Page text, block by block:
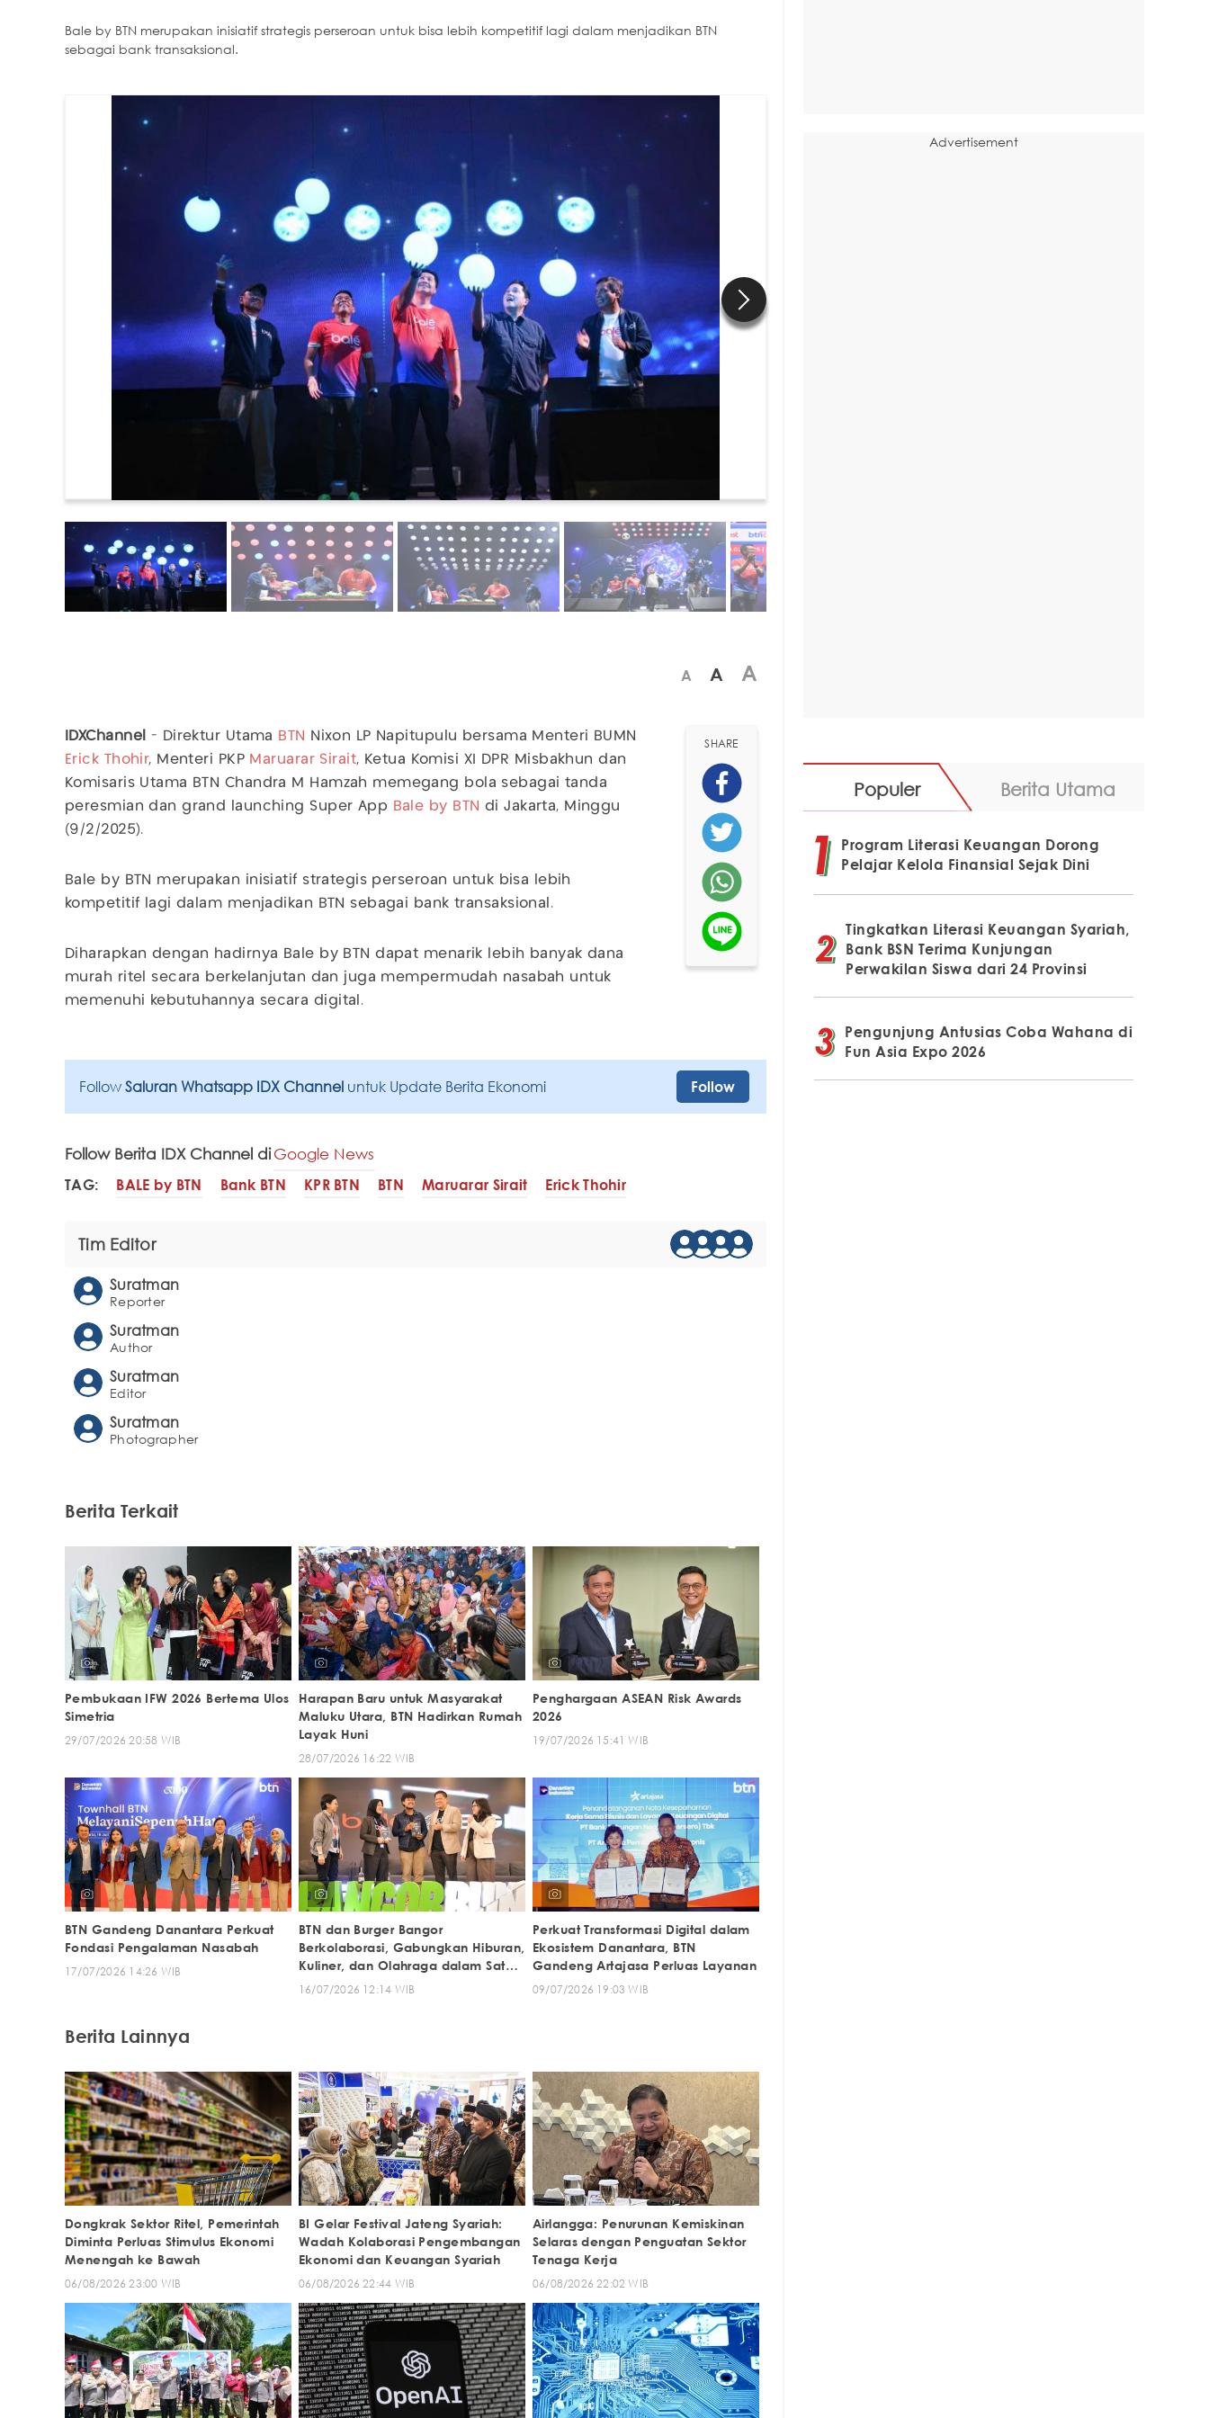
Bale by BTN merupakan inisiatif strategis perseroan untuk bisa lebih kompetitif lagi dalam menjadikan BTN
sebagai bank transaksional.
A A A
IDXChannel - Direktur Utama BTN
Nixon LP Napitupulu bersama Menteri BUMN
Erick Thohir, Menteri PKP Maruarar Sirait, Ketua Komisi XI DPR Misbakhun dan
Komisaris Utama BTN Chandra M Hamzah memegang bola sebagai tanda
peresmian dan grand launching Super App Bale by BTN di Jakarta, Minggu
(9/2/2025).
Bale by BTN merupakan inisiatif strategis perseroan untuk bisa lebih
kompetitif lagi dalam menjadikan BTN sebagai bank transaksional.
Diharapkan dengan hadirnya Bale by BTN dapat menarik lebih banyak dana
murah ritel secara berkelanjutan dan juga mempermudah nasabah untuk
memenuhi kebutuhannya secara digital.
SHARE
Follow Saluran Whatsapp IDX Channel untuk Update Berita Ekonomi Follow
Follow Berita IDX Channel diGoogle News
TAG: BALE by BTN Bank BTN KPR BTN BTN Maruarar Sirait Erick Thohir
Tim Editor
Suratman
Reporter
Suratman
Author
Suratman
Editor
Suratman
Photographer
Berita Terkait
Pembukaan IFW 2026 Bertema Ulos
Simetria
29/07/2026 20:58 WIB
Harapan Baru untuk Masyarakat
Maluku Utara, BTN Hadirkan Rumah
Layak Huni
28/07/2026 16:22 WIB
Penghargaan ASEAN Risk Awards
2026
19/07/2026 15:41 WIB
BTN Gandeng Danantara Perkuat
Fondasi Pengalaman Nasabah
17/07/2026 14:26 WIB
BTN dan Burger Bangor
Berkolaborasi, Gabungkan Hiburan,
Kuliner, dan Olahraga dalam Satu
Ekosistem
16/07/2026 12:14 WIB
Perkuat Transformasi Digital dalam
Ekosistem Danantara, BTN
Gandeng Artajasa Perluas Layanan
09/07/2026 19:03 WIB
Berita Lainnya
Dongkrak Sektor Ritel, Pemerintah
Diminta Perluas Stimulus Ekonomi
Menengah ke Bawah
06/08/2026 23:00 WIB
BI Gelar Festival Jateng Syariah:
Wadah Kolaborasi Pengembangan
Ekonomi dan Keuangan Syariah
06/08/2026 22:44 WIB
Airlangga: Penurunan Kemiskinan
Selaras dengan Penguatan Sektor
Tenaga Kerja
06/08/2026 22:02 WIB
Advertisement
Populer Berita Utama
Program Literasi Keuangan Dorong
Pelajar Kelola Finansial Sejak Dini
Tingkatkan Literasi Keuangan Syariah,
Bank BSN Terima Kunjungan
Perwakilan Siswa dari 24 Provinsi
Pengunjung Antusias Coba Wahana di
Fun Asia Expo 2026